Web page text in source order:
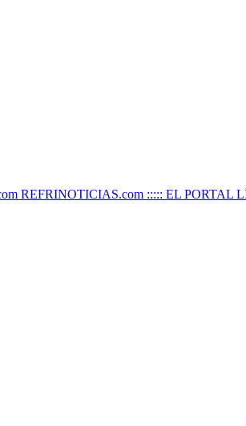
REFRINOTICIAS.com ::::: EL